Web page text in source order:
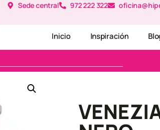
Sede central 972 222 322
Inicio Inspiración